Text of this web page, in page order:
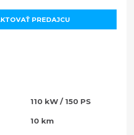
PREDAJCU
110 kW / 150 PS
10 km